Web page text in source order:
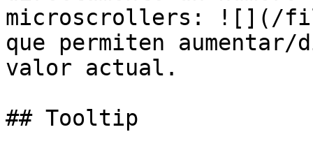
microscrollers: ![](/
que permiten
valor actual.
## Tooltip